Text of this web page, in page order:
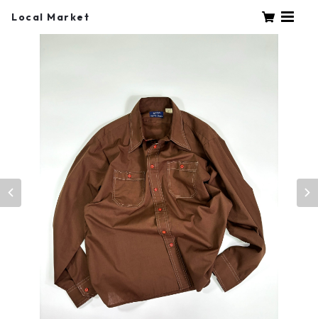
Local Market